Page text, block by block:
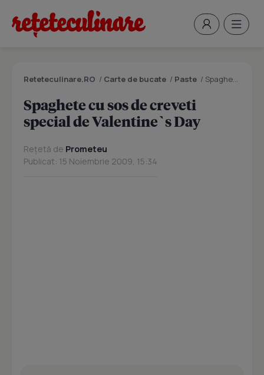
Reteteculinare.RO / Carte de bucate / Paste / Spaghete cu sos de creveti special de Valentine`s Day
Spaghete cu sos de creveti
special de Valentine`s Day
Rețetă de Prometeu
Publicat: 15 Noiembrie 2009, 15:34